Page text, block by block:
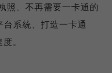
照、不再需要一卡通的
系統、打造一卡通
。